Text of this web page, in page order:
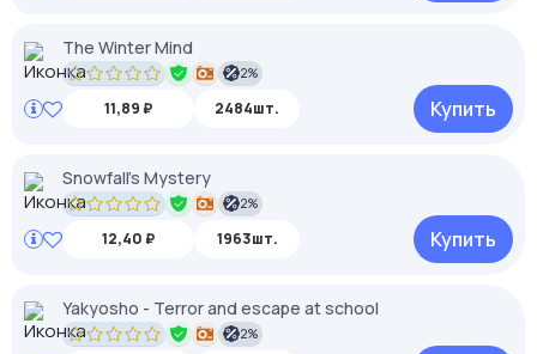
The Winter Mind
2%
11,89 ₽ 2484шт. Купить
Snowfall's Mystery
2%
12,40 ₽ 1963шт. Купить
Yakyosho - Terror and escape at school
2%